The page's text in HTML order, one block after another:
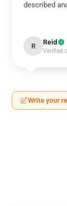
described
R Reid
Verified
Write your